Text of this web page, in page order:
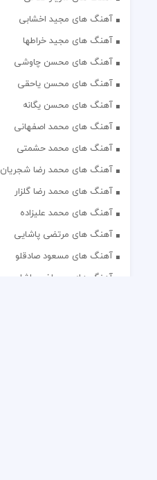
آهنگ های مجید اخشابی
آهنگ های مجید خراطها
آهنگ های محسن چاوشی
آهنگ های محسن یاحقی
آهنگ های محسن یگانه
آهنگ های محمد اصفهانی
آهنگ های محمد حشمتی
آهنگ های محمد رضا شجریان
آهنگ های محمد رضا گلزار
آهنگ های محمد علیزاده
آهنگ های مرتضی پاشایی
آهنگ های مسعود صادقلو
آهنگ های مصطفی پاشایی